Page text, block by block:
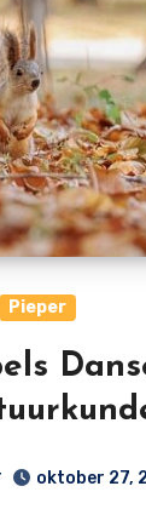
Pieper
oktober 27,